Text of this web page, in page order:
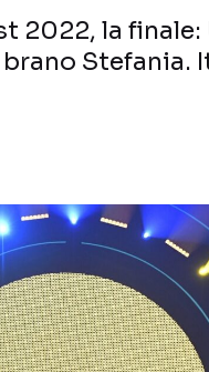
2022, la
Stefania.